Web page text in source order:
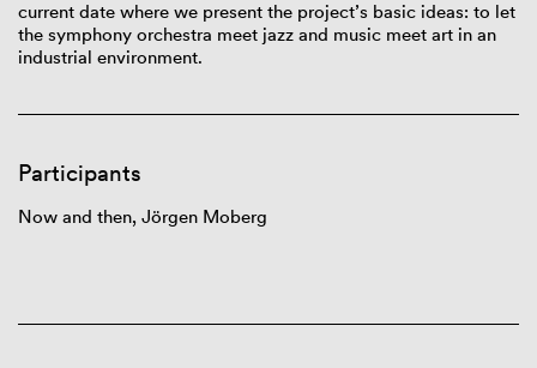
current date where we present the project’s basic ideas: to let
the symphony orchestra meet jazz and music meet art in an
industrial environment.
Participants
Now and then, Jörgen Moberg